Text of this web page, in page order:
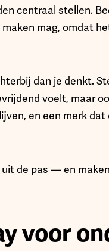
centraal stellen.
mag, omdat
dan je denkt.
voelt, maar
en een merk
uit de pas — en
voor